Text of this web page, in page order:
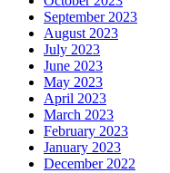
September 2023
August 2023
July 2023
June 2023
May 2023
April 2023
March 2023
February 2023
January 2023
December 2022